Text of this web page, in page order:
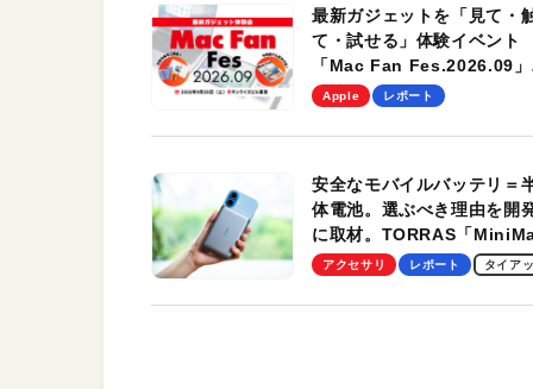
最新ガジェットを「見て・
て・試せる」体験イベント
「Mac Fan Fes.2026.09」
を、9月26日（土）に開催
Apple レポート
安全なモバイルバッテリ＝
体電池。選ぶべき理由を開
に取材。TORRAS「
Pro」の実機レビューも
アクセサリ レポート タイア